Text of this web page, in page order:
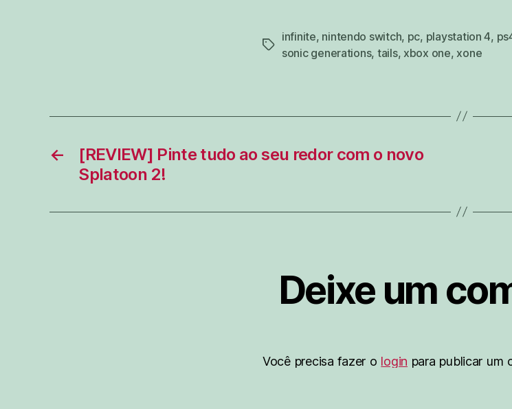
tags
infinite, nintendo switch, pc, playstation 4,
sonic generations, tails, xbox one, xone
←
[REVIEW] Pinte tudo ao seu redor com o novo
Splatoon 2!
Deixe um
Você precisa fazer o login para publicar um